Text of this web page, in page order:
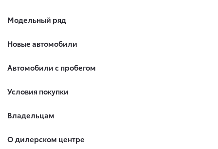
Модельный ряд
Новые автомобили
Автомобили с пробегом
Условия покупки
Владельцам
О дилерском центре